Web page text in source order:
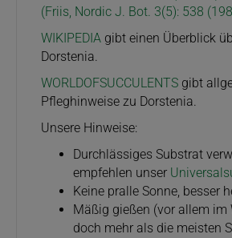
(Friis, Nordic J. Bot. 3(5): 538
WIKIPEDIA gibt einen Überblick
Dorstenia.
WORLDOFSUCCULENTS gibt
Pfleghinweise zu Dorstenia.
Unsere Hinweise:
Durchlässiges Substrat
empfehlen unser
Keine pralle Sonne, besser
Mäßig gießen (vor allem im
doch mehr als die meisten